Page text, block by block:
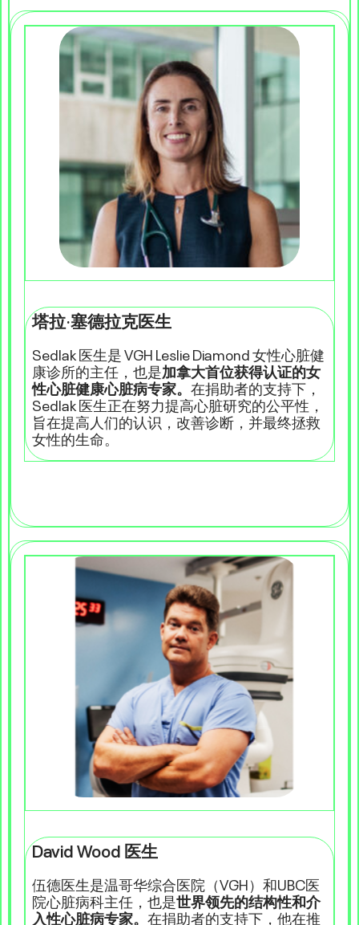
塔拉·塞德拉克医生
Sedlak 医生是 VGH Leslie Diamond 女性心脏健
康诊所的主任，也是加拿大首位获得认证的女
性心脏健康心脏病专家。 在捐助者的支持下，
Sedlak 医生正在努力提高心脏研究的公平性，
旨在提高人们的认识，改善诊断，并最终拯救
女性的生命。
David Wood 医生
伍德医生是温哥华综合医院（VGH）和UBC医
院心脏病科主任，也是世界领先的结构性和介
入性心脏病专家。 在捐助者的支持下，他在推